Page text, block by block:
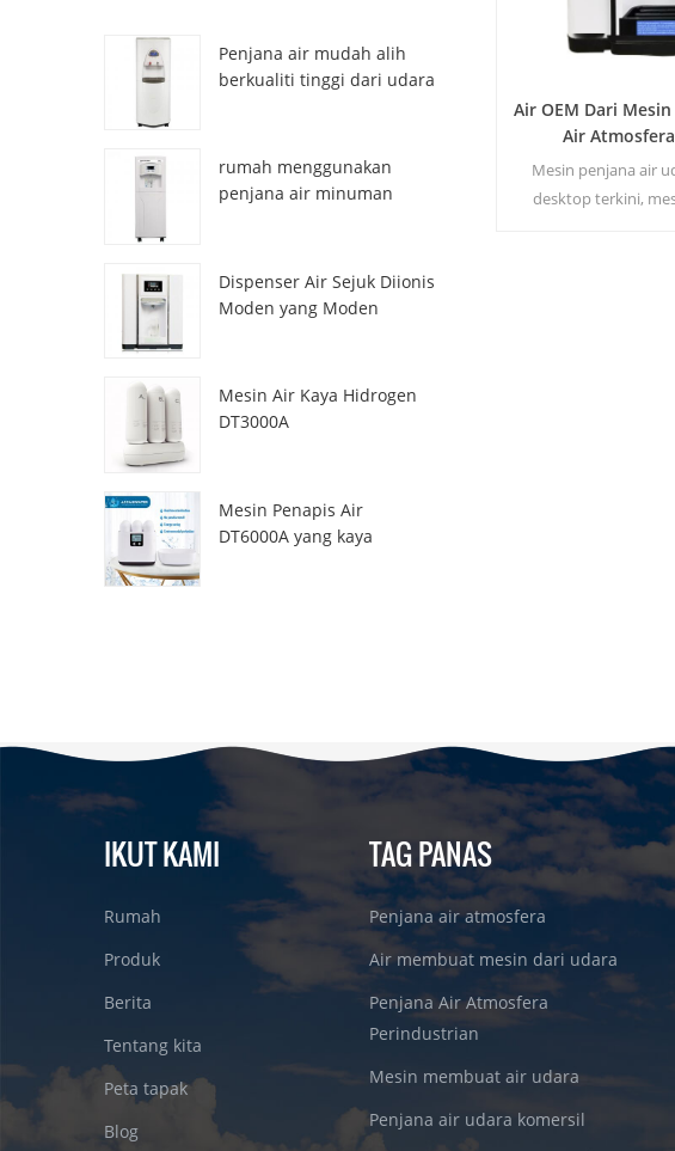
Penjana air mudah alih
berkualiti tinggi dari udara
rumah menggunakan
penjana air minuman
Dispenser Air Sejuk Diionis
Moden yang Moden
Mesin Air Kaya Hidrogen
DT3000A
Mesin Penapis Air
DT6000A yang kaya
Air OEM Dari
Air Atmosfera
Mesin penjana air
desktop terkini,
IKUT KAMI
Rumah
Produk
Berita
Tentang kita
Peta tapak
Blog
TAG PANAS
Penjana air atmosfera
Air membuat mesin dari udara
Penjana Air Atmosfera
Perindustrian
Mesin membuat air udara
Penjana air udara komersil